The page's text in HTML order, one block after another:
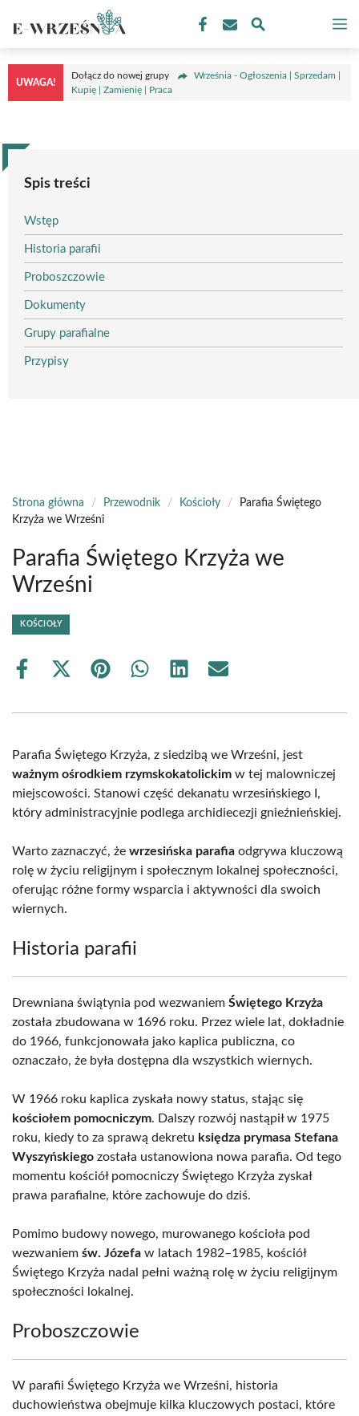
treści
UWAGA!
Dołącz do nowej grupy
Września - Ogłoszenia | Sprzedam |
Kupię | Zamienię | Praca
Spis treści
Wstęp
Historia parafii
Proboszczowie
Dokumenty
Grupy parafialne
Przypisy
Strona główna / Przewodnik / Kościoły /
Parafia Świętego
Krzyża we Wrześni
Parafia Świętego Krzyża we
Wrześni
KOŚCIOŁY
Share
Share
(Twitter)
Share Share Share Share
Parafia Świętego Krzyża, z siedzibą we Wrześni, jest
ważnym ośrodkiem rzymskokatolickim w tej malowniczej
miejscowości. Stanowi część dekanatu wrzesińskiego I,
który administracyjnie podlega archidiecezji gnieźnieńskiej.
Warto zaznaczyć, że wrzesińska parafia odgrywa kluczową
rolę w życiu religijnym i społecznym lokalnej społeczności,
oferując różne formy wsparcia i aktywności dla swoich
wiernych.
Historia parafii
Drewniana świątynia pod wezwaniem Świętego Krzyża
została zbudowana w 1696 roku. Przez wiele lat, dokładnie
do 1966, funkcjonowała jako kaplica publiczna, co
oznaczało, że była dostępna dla wszystkich wiernych.
W 1966 roku kaplica zyskała nowy status, stając się
kościołem pomocniczym. Dalszy rozwój nastąpił w 1975
roku, kiedy to za sprawą dekretu księdza prymasa Stefana
Wyszyńskiego została ustanowiona nowa parafia. Od tego
momentu kościół pomocniczy Świętego Krzyża zyskał
prawa parafialne, które zachowuje do dziś.
Pomimo budowy nowego, murowanego kościoła pod
wezwaniem św. Józefa w latach 1982–1985, kościół
Świętego Krzyża nadal pełni ważną rolę w życiu religijnym
społeczności lokalnej.
Proboszczowie
W parafii Świętego Krzyża we Wrześni, historia
duchowieństwa obejmuje kilka kluczowych postaci, które